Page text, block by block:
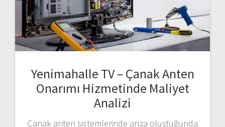
Yenimahalle TV – Çanak Anten
Onarımı Hizmetinde Maliyet
Analizi
Çanak anten sistemlerinde arıza oluştuğunda